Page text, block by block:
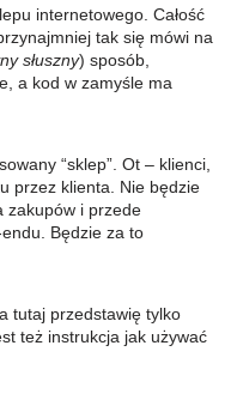
internetowego. Całość
tak się mówi na
słuszny) sposób,
a kod w zamyśle ma
“sklep”. Ot – klienci,
przez klienta. Nie będzie
zakupów i przede
Będzie za to
, a tutaj przedstawię tylko
też instrukcja jak używać